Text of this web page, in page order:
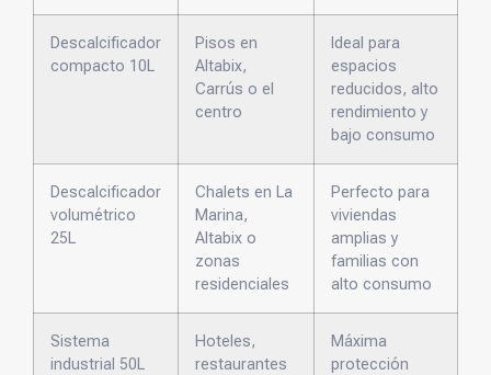
Descalcificador
compacto 10L
Pisos en
Altabix,
Carrús o el
centro
Ideal para
espacios
reducidos, alto
rendimiento y
bajo consumo
Descalcificador
volumétrico
25L
Chalets en La
Marina,
Altabix o
zonas
residenciales
Perfecto para
viviendas
amplias y
familias con
alto consumo
Sistema
industrial 50L
Hoteles,
restaurantes
Máxima
protección